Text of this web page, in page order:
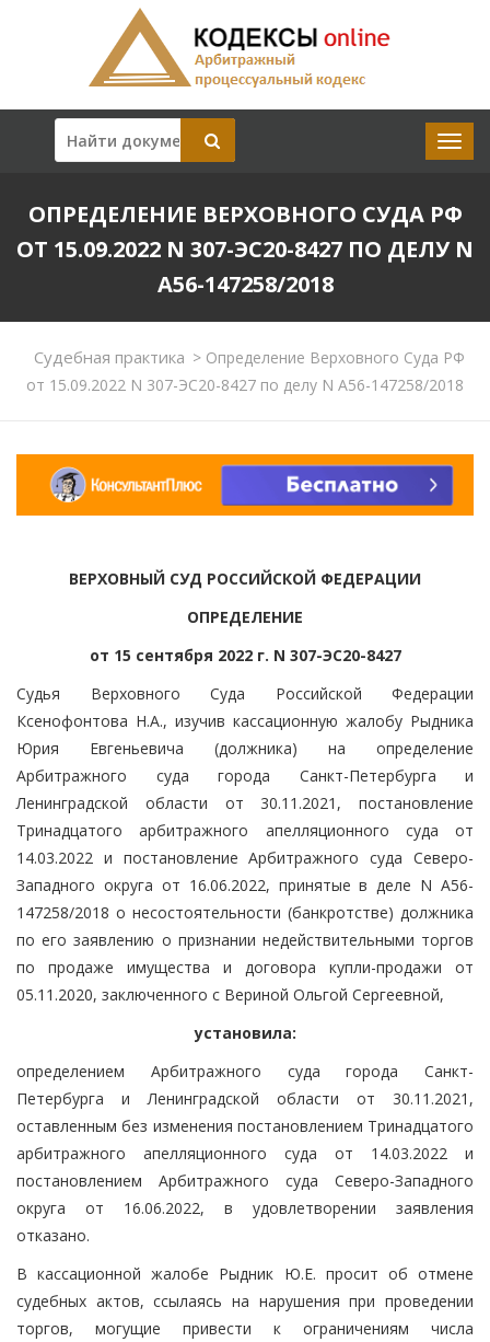
ОПРЕДЕЛЕНИЕ ВЕРХОВНОГО СУДА РФ
ОТ 15.09.2022 N 307-ЭС20-8427 ПО ДЕЛУ N
А56-147258/2018
Судебная практика >Определение Верховного Суда РФ
от 15.09.2022 N 307-ЭС20-8427 по делу N А56-147258/2018
ВЕРХОВНЫЙ СУД РОССИЙСКОЙ ФЕДЕРАЦИИ
ОПРЕДЕЛЕНИЕ
от 15 сентября 2022 г. N 307-ЭС20-8427
Судья Верховного Суда Российской Федерации
Ксенофонтова Н.А., изучив кассационную жалобу Рыдника
Юрия Евгеньевича (должника) на определение
Арбитражного суда города Санкт-Петербурга и
Ленинградской области от 30.11.2021, постановление
Тринадцатого арбитражного апелляционного суда от
14.03.2022 и постановление Арбитражного суда Северо-
Западного округа от 16.06.2022, принятые в деле N А56-
147258/2018 о несостоятельности (банкротстве) должника
по его заявлению о признании недействительными торгов
по продаже имущества и договора купли-продажи от
05.11.2020, заключенного с Вериной Ольгой Сергеевной,
установила:
определением Арбитражного суда города Санкт-
Петербурга и Ленинградской области от 30.11.2021,
оставленным без изменения постановлением Тринадцатого
арбитражного апелляционного суда от 14.03.2022 и
постановлением Арбитражного суда Северо-Западного
округа от 16.06.2022, в удовлетворении заявления
отказано.
В кассационной жалобе Рыдник Ю.Е. просит об отмене
судебных актов, ссылаясь на нарушения при проведении
торгов, могущие привести к ограничениям числа